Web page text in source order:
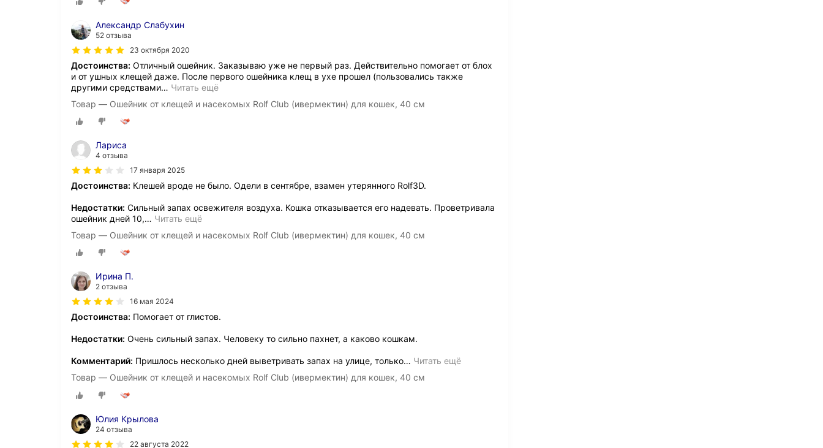
Александр Слабухин
52 отзыва
23 октября 2020
Достоинства: Отличный ошейник. Заказываю уже не первый раз. Действительно помогает от блох
и от ушных клещей даже. После первого ошейника клещ в ухе прошел (пользовались также
другими средствами… Читать ещё
Товар — Ошейник от клещей и насекомых Rolf Club (ивермектин) для кошек, 40 см
Лариса
4 отзыва
17 января 2025
Достоинства: Клешей вроде не было. Одели в сентябре, взамен утерянного Rolf3D.
Недостатки: Сильный запах освежителя воздуха. Кошка отказывается его надевать. Проветривала
ошейник дней 10,… Читать ещё
Товар — Ошейник от клещей и насекомых Rolf Club (ивермектин) для кошек, 40 см
Ирина П.
2 отзыва
16 мая 2024
Достоинства: Помогает от глистов.
Недостатки: Очень сильный запах. Человеку то сильно пахнет, а каково кошкам.
Комментарий: Пришлось несколько дней выветривать запах на улице, только… Читать ещё
Товар — Ошейник от клещей и насекомых Rolf Club (ивермектин) для кошек, 40 см
Юлия Крылова
24 отзыва
22 августа 2022